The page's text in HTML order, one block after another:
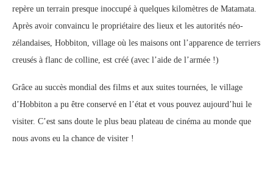
repère un terrain presque inoccupé à quelques kilomètres de Matamata.
Après avoir convaincu le propriétaire des lieux et les autorités néo-
zélandaises, Hobbiton, village où les maisons ont l’apparence de terriers
creusés à flanc de colline, est créé (avec l’aide de l’armée !)
Grâce au succès mondial des films et aux suites tournées, le village
d’Hobbiton a pu être conservé en l’état et vous pouvez aujourd’hui le
visiter. C’est sans doute le plus beau plateau de cinéma au monde que
nous avons eu la chance de visiter !